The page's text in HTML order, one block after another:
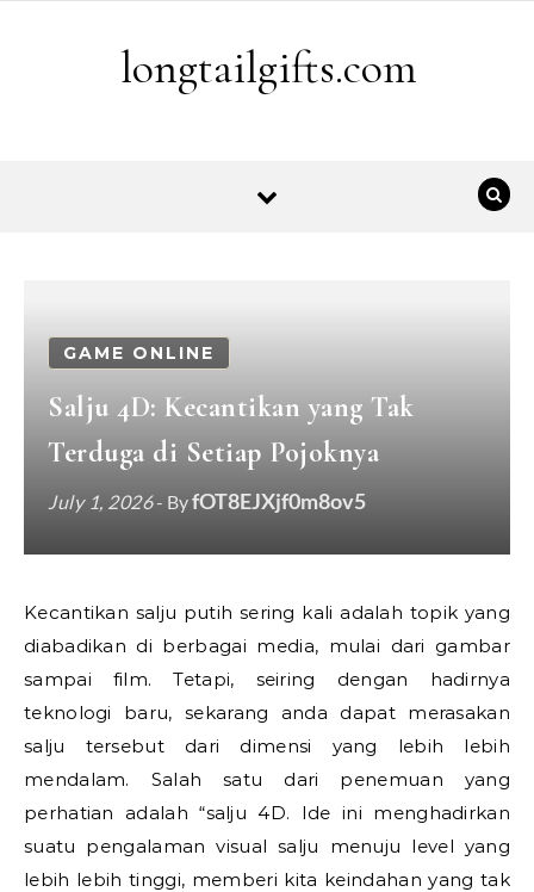
longtailgifts.com
GAME ONLINE
Salju 4D: Kecantikan yang Tak
Terduga di Setiap Pojoknya
July 1, 2026- ByfOT8EJXjf0m8ov5
Kecantikan salju putih sering kali adalah topik yang
diabadikan di berbagai media, mulai dari gambar
sampai film. Tetapi, seiring dengan hadirnya
teknologi baru, sekarang anda dapat merasakan
salju tersebut dari dimensi yang lebih lebih
mendalam. Salah satu dari penemuan yang
perhatian adalah “salju 4D. Ide ini menghadirkan
suatu pengalaman visual salju menuju level yang
lebih lebih tinggi, memberi kita keindahan yang tak